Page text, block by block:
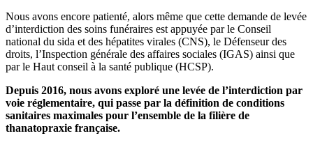
Nous avons encore patienté, alors même que cette demande de levée
d’interdiction des soins funéraires est appuyée par le Conseil
national du sida et des hépatites virales (CNS), le Défenseur des
droits, l’Inspection générale des affaires sociales (IGAS) ainsi que
par le Haut conseil à la santé publique (HCSP).
Depuis 2016, nous avons exploré une levée de l’interdiction par
voie réglementaire, qui passe par la définition de conditions
sanitaires maximales pour l’ensemble de la filière de
thanatopraxie française.